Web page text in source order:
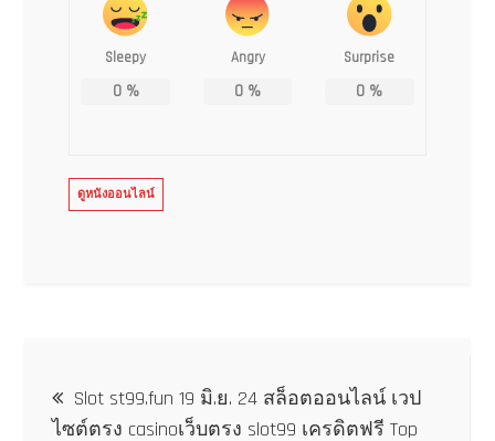
Sleepy
0%
Angry
0 %
Surprise
0 %
ดูหนังออนไลน์
เรื่อง
Slot st99.fun 19 มิ.ย. 24 สล็อตออนไลน์ เวป
ไซต์ตรง casinoเว็บตรง slot99 เครดิตฟรี Top